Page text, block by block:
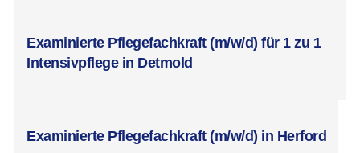
Examinierte Pflegefachkraft (m/w/d) für 1 zu 1
Intensivpflege in Detmold
Examinierte Pflegefachkraft (m/w/d) in Herford